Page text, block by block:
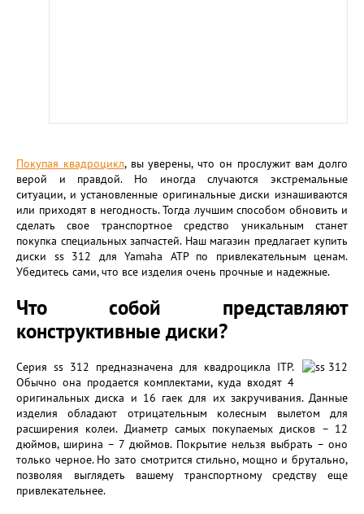
Покупая квадроцикл, вы уверены, что он прослужит вам долго
верой и правдой. Но иногда случаются экстремальные
ситуации, и установленные оригинальные диски изнашиваются
или приходят в негодность. Тогда лучшим способом обновить и
сделать свое транспортное средство уникальным станет
покупка специальных запчастей. Наш магазин предлагает купить
диски ss 312 для Yamaha ATP по привлекательным ценам.
Убедитесь сами, что все изделия очень прочные и надежные.
Что собой представляют
конструктивные диски?
Серия ss 312 предназначена для квадроцикла ITP.
Обычно она продается комплектами, куда входят 4
оригинальных диска и 16 гаек для их закручивания. Данные
изделия обладают отрицательным колесным вылетом для
расширения колеи. Диаметр самых покупаемых дисков – 12
дюймов, ширина – 7 дюймов. Покрытие нельзя выбрать – оно
только черное. Но зато смотрится стильно, мощно и брутально,
позволяя выглядеть вашему транспортному средству еще
привлекательнее.